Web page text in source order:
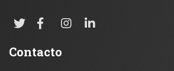
Contacto